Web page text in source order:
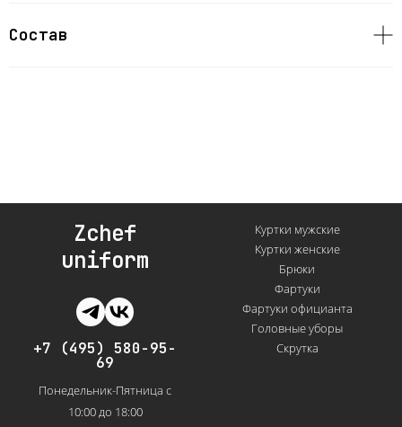
Состав
Zchef
uniform
+7 (495) 580-95-
69
Понедельник-Пятница с
10:00 до 18:00
Куртки мужские
Куртки женские
Брюки
Фартуки
Фартуки официанта
Головные уборы
Скрутка